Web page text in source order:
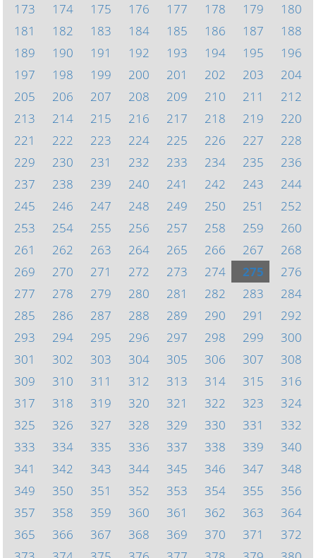
173
174 175 176 177 178 179
180
181
182 183 184 185 186 187
188
189
190 191 192 193 194 195
196
197
198 199 200 201 202 203
204
205
206 207 208 209 210 211
212
213
214 215 216 217 218 219
220
221
222 223 224 225 226 227
228
229
230 231 232 233 234 235
236
237
238 239 240 241 242 243
244
245
246 247 248 249 250 251
252
253
254 255 256 257 258 259
260
261
262 263 264 265 266 267
268
269
270 271 272 273 274 275
276
277
278 279 280 281 282 283
284
285
286 287 288 289 290 291
292
293
294 295 296 297 298 299
300
301
302 303 304 305 306 307
308
309
310 311 312 313 314 315
316
317
318 319 320 321 322 323
324
325
326 327 328 329 330 331
332
333
334 335 336 337 338 339
340
341
342 343 344 345 346 347
348
349
350 351 352 353 354 355
356
357
358 359 360 361 362 363
364
365
366 367 368 369 370 371
372